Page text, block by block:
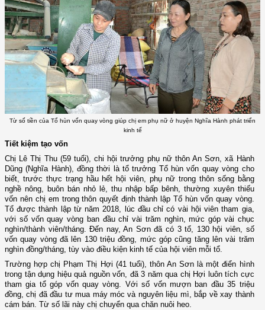
Từ số tiền của Tổ hùn vốn quay vòng giúp chị em phụ nữ ở huyện Nghĩa Hành phát triển
kinh tế
Tiết kiệm tạo vốn
Chị Lê Thị Thu (59 tuổi), chi hội trưởng phụ nữ thôn An Sơn, xã Hành
Dũng (Nghĩa Hành), đồng thời là tổ trưởng Tổ hùn vốn quay vòng cho
biết, trước thực trạng hầu hết hội viên, phụ nữ trong thôn sống bằng
nghề nông, buôn bán nhỏ lẻ, thu nhập bấp bênh, thường xuyên thiếu
vốn nên chị em trong thôn quyết định thành lập Tổ hùn vốn quay vòng.
Tổ được thành lập từ năm 2018, lúc đầu chỉ có vài hội viên tham gia,
với số vốn quay vòng ban đầu chỉ vài trăm nghìn, mức góp vài chục
nghìn/thành viên/tháng. Đến nay, An Sơn đã có 3 tổ, 130 hội viên, số
vốn quay vòng đã lên 130 triệu đồng, mức góp cũng tăng lên vài trăm
nghìn đồng/tháng, tùy vào điều kiện kinh tế của hội viên mỗi tổ.
Trường hợp chị Phạm Thị Hợi (41 tuổi), thôn An Sơn là một điển hình
trong tận dụng hiệu quả nguồn vốn, đã 3 năm qua chị Hợi luôn tích cực
tham gia tổ góp vốn quay vòng. Với số vốn mượn ban đầu 35 triệu
đồng, chị đã đầu tư mua máy móc và nguyên liệu mì, bắp về xay thành
cám bán. Từ số lãi này chị chuyển qua chăn nuôi heo.